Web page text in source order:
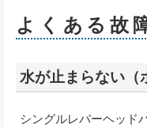
よくある故
水が止まらない（
シングルレバーヘッド